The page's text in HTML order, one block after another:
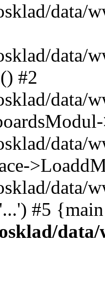
data/
data/
#2
data/
data/
data/
#5